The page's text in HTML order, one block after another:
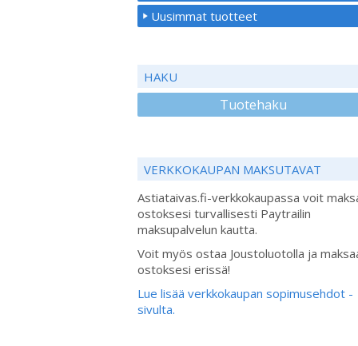
Uusimmat tuotteet
HAKU
Tuotehaku
VERKKOKAUPAN MAKSUTAVAT
Astiataivas.fi-verkkokaupassa voit
ostoksesi turvallisesti Paytrailin
maksupalvelun kautta.
Voit myös ostaa Joustoluotolla ja
ostoksesi erissä!
Lue lisää verkkokaupan sopimusehdot -
sivulta.